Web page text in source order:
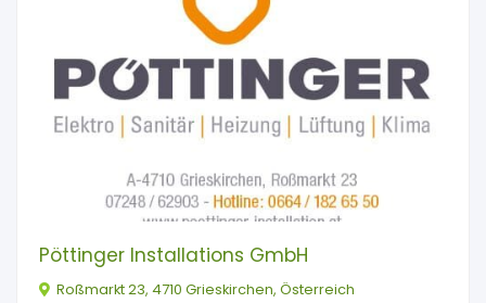
Pöttinger Installations GmbH
Roßmarkt 23, 4710 Grieskirchen, Österreich